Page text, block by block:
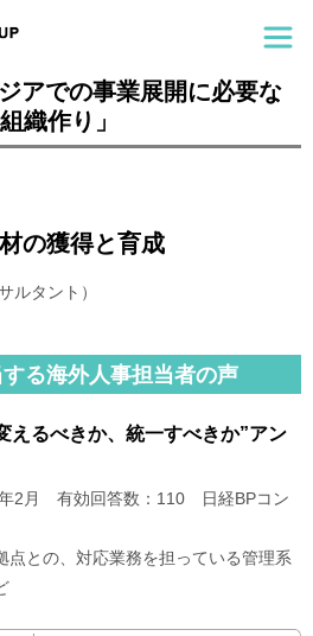
アでの事業展開に必要な
組織作り」
の獲得と育成
ルタント）
る海外人事担当者の声
えるべきか、統一すべきか”アン
2月 有効回答数：110 日経BPコン
点との、対応業務を担っている管理系